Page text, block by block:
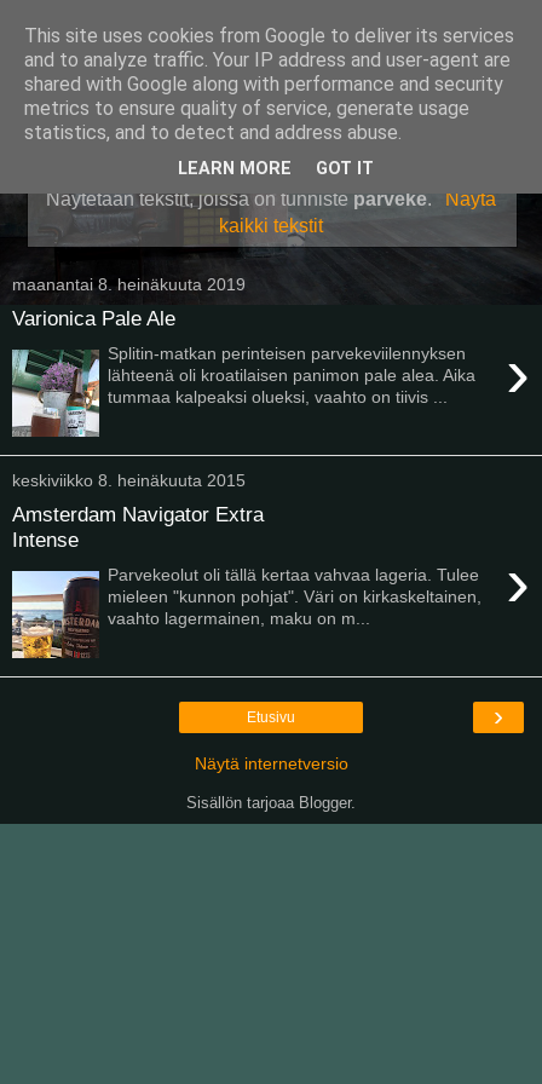
Pullollinen
Näytetään tekstit, joissa on tunniste parveke.
Näytä
kaikki tekstit
maanantai 8. heinäkuuta 2019
Varionica Pale Ale
›
Splitin-matkan perinteisen parvekeviilennyksen
lähteenä oli kroatilaisen panimon pale alea. Aika
tummaa kalpeaksi olueksi, vaahto on tiivis ...
keskiviikko 8. heinäkuuta 2015
Amsterdam Navigator Extra
Intense
›
Parvekeolut oli tällä kertaa vahvaa lageria. Tulee
mieleen "kunnon pohjat". Väri on kirkaskeltainen,
vaahto lagermainen, maku on m...
›
Etusivu
Näytä internetversio
Sisällön tarjoaa Blogger.
This site uses cookies from Google to deliver its services
and to analyze traffic. Your IP address and user-agent are
shared with Google along with performance and security
metrics to ensure quality of service, generate usage
statistics, and to detect and address abuse.
LEARN MORE GOT IT